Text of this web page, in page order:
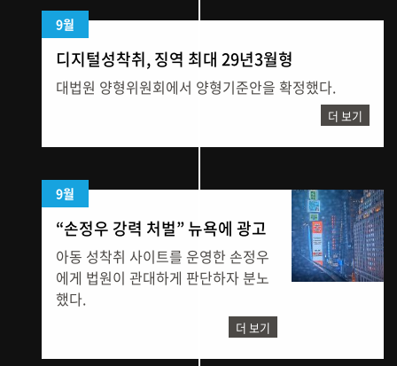
9월
디지털성착취, 징역 최대 29년3월형
대법원 양형위원회에서 양형기준안을 확정했다.
더 보기
9월
“손정우 강력 처벌” 뉴욕에 광고
아동 성착취 사이트를 운영한 손정우
에게 법원이 관대하게 판단하자 분노
했다.
더 보기